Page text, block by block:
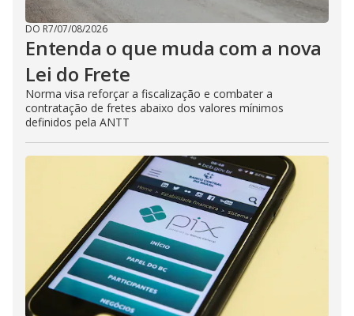
DO R7/07/08/2026
Entenda o que muda com a nova
Lei do Frete
Norma visa reforçar a fiscalização e combater a
contratação de fretes abaixo dos valores mínimos
definidos pela ANTT